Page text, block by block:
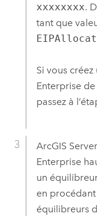
xxxxxxxx.
tant que
Si vous
Enterprisede
passez à
ArcGIS Server
Enterprise
un
en
équilibreurs